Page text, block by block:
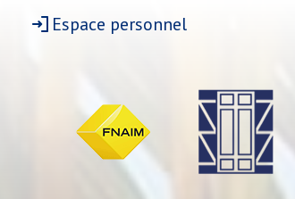
Espace personnel